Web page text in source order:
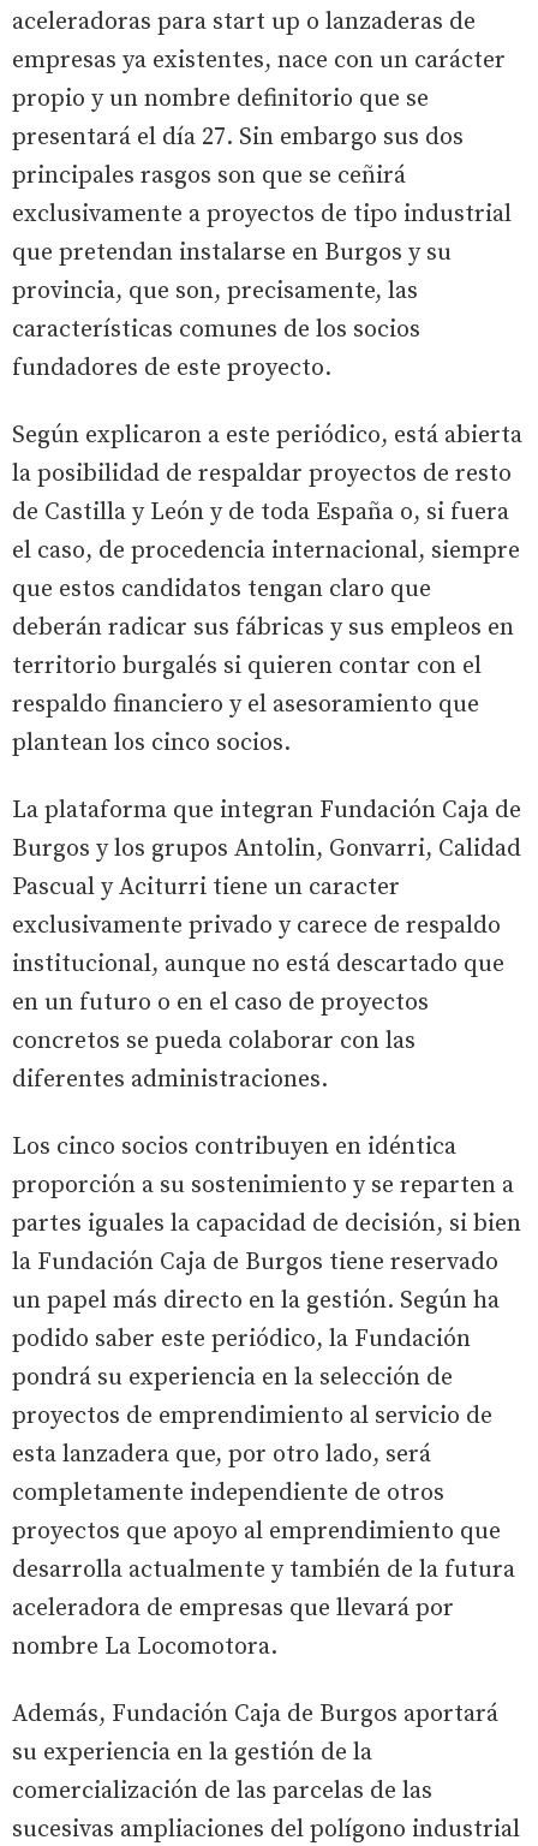
aceleradoras para start up o lanzaderas de
empresas ya existentes, nace con un carácter
propio y un nombre definitorio que se
presentará el día 27. Sin embargo sus dos
principales rasgos son que se ceñirá
exclusivamente a proyectos de tipo industrial
que pretendan instalarse en Burgos y su
provincia, que son, precisamente, las
características comunes de los socios
fundadores de este proyecto.
Según explicaron a este periódico, está abierta
la posibilidad de respaldar proyectos de resto
de Castilla y León y de toda España o, si fuera
el caso, de procedencia internacional, siempre
que estos candidatos tengan claro que
deberán radicar sus fábricas y sus empleos en
territorio burgalés si quieren contar con el
respaldo financiero y el asesoramiento que
plantean los cinco socios.
La plataforma que integran Fundación Caja de
Burgos y los grupos Antolin, Gonvarri, Calidad
Pascual y Aciturri tiene un caracter
exclusivamente privado y carece de respaldo
institucional, aunque no está descartado que
en un futuro o en el caso de proyectos
concretos se pueda colaborar con las
diferentes administraciones.
Los cinco socios contribuyen en idéntica
proporción a su sostenimiento y se reparten a
partes iguales la capacidad de decisión, si bien
la Fundación Caja de Burgos tiene reservado
un papel más directo en la gestión. Según ha
podido saber este periódico, la Fundación
pondrá su experiencia en la selección de
proyectos de emprendimiento al servicio de
esta lanzadera que, por otro lado, será
completamente independiente de otros
proyectos que apoyo al emprendimiento que
desarrolla actualmente y también de la futura
aceleradora de empresas que llevará por
nombre La Locomotora.
Además, Fundación Caja de Burgos aportará
su experiencia en la gestión de la
comercialización de las parcelas de las
sucesivas ampliaciones del polígono industrial